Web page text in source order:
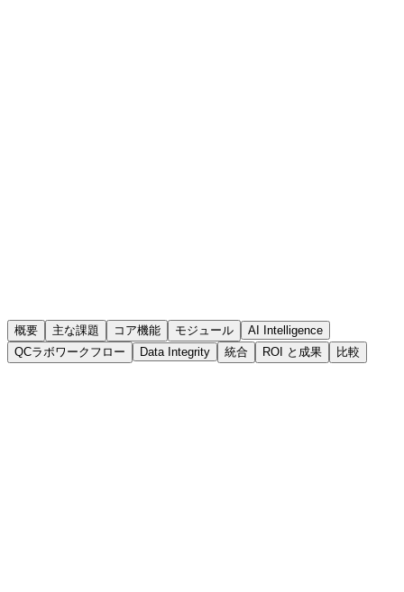
概要 主な課題 コア機能 モジュール
AI Intelligence
QCラボワークフロー
Data Integrity 統合 ROI と成果 比較